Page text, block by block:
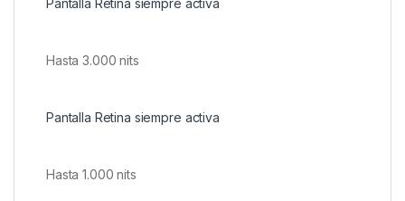
Pantalla Retina siempre activa
Hasta 3.000 nits
Pantalla Retina siempre activa
Hasta 1.000 nits